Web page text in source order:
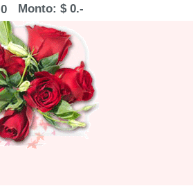
0 Monto: $ 0.-